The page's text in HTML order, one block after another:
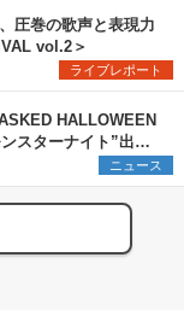
圧巻の歌声と表現力
vol.2＞
ライブレポート
HALLOWEEN
スターナイト”出演6
ニュース